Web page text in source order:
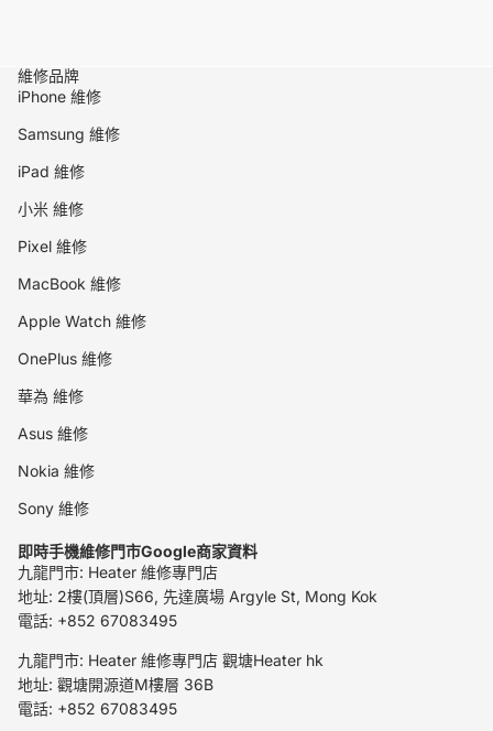
維修品牌
iPhone 維修
Samsung 維修
iPad 維修
小米 維修
Pixel 維修
MacBook 維修
Apple Watch 維修
OnePlus 維修
華為 維修
Asus 維修
Nokia 維修
Sony 維修
即時手機維修門市Google商家資料
九龍門市: Heater 維修專門店
地址: 2樓(頂層)S66, 先達廣場 Argyle St, Mong Kok
電話: +852 67083495
九龍門市: Heater 維修專門店 觀塘Heater hk
地址: 觀塘開源道M樓層 36B
電話: +852 67083495